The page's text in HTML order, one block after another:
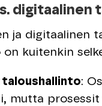
digitaalinen
ja digitaalinen
on kuitenkin
taloushallinto:
mutta